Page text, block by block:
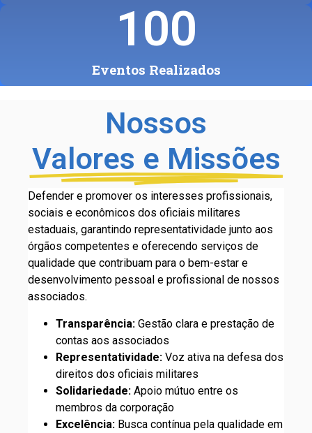
Eventos Realizados
100
Nossos
Valores e Missões
Defender e promover os interesses profissionais,
sociais e econômicos dos oficiais militares
estaduais, garantindo representatividade junto aos
órgãos competentes e oferecendo serviços de
qualidade que contribuam para o bem-estar e
desenvolvimento pessoal e profissional de nossos
associados.
Transparência: Gestão clara e prestação de
contas aos associados
Representatividade: Voz ativa na defesa dos
direitos dos oficiais militares
Solidariedade: Apoio mútuo entre os
membros da corporação
Excelência: Busca contínua pela qualidade em